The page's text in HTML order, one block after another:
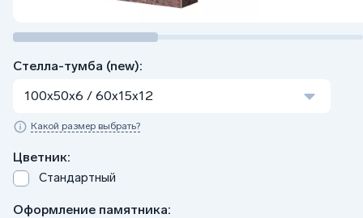
Стелла-тумба (new):
100x50x6 / 60x15x12
Какой размер выбрать?
Цветник:
Стандартный
Оформление памятника: